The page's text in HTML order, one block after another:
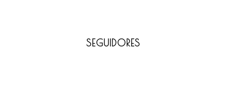
SEGUIDORES